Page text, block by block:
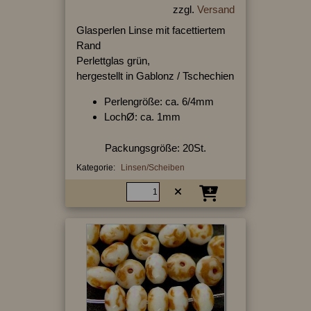
zzgl. Versand
Glasperlen Linse mit facettiertem
Rand
Perlettglas grün,
hergestellt in Gablonz / Tschechien
Perlengröße: ca. 6/4mm
LochØ: ca. 1mm
Packungsgröße: 20St.
Kategorie: Linsen/Scheiben